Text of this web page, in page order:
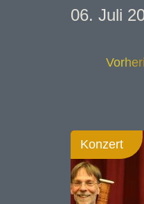
06. Juli
Konzert